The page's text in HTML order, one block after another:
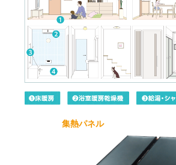
集熱パネル